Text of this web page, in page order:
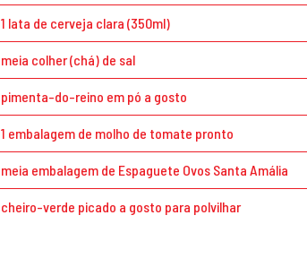
1 lata de cerveja clara (350ml)
meia colher (chá) de sal
pimenta-do-reino em pó a gosto
1 embalagem de molho de tomate pronto
meia embalagem de Espaguete Ovos Santa Amália
cheiro-verde picado a gosto para polvilhar